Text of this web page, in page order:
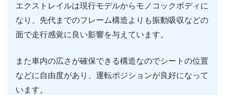
エクストレイルは現行モデルからモノコックボディに
なり、先代までのフレーム構造よりも振動吸収などの
面で走行感覚に良い影響を与えています。
また車内の広さが確保できる構造なのでシートの位置
などに自由度があり、運転ポジションが良好になって
います。